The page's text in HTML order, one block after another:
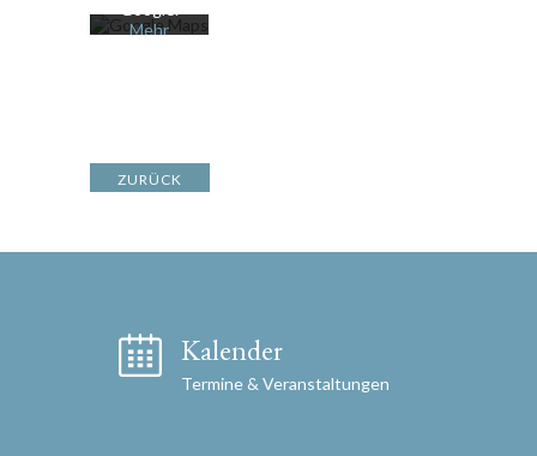
Mehr
Google
Maps immer
ZURÜCK
Kalender
Termine & Veranstaltungen